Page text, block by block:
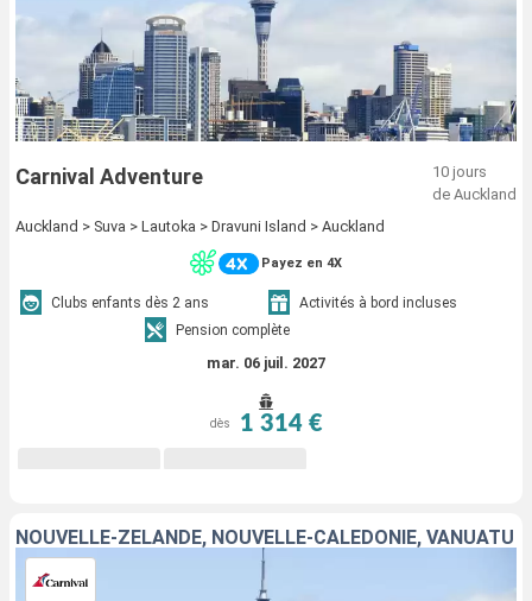
Carnival Adventure
10 jours
de Auckland
Auckland > Suva > Lautoka > Dravuni Island > Auckland
Payez en 4X
Clubs enfants dès 2 ans
Activités à bord incluses
Pension complète
mar. 06 juil. 2027
dès 1 314 €
NOUVELLE-ZÉLANDE, NOUVELLE-CALÉDONIE, VANUATU